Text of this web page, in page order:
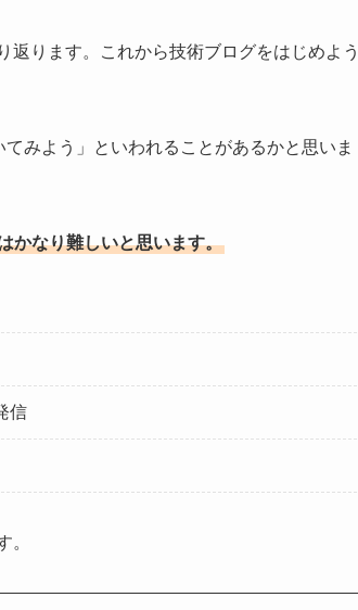
返ります。これから技術ブログをはじめよ
みよう」といわれることがあるかと思いま
かなり難しいと思います。
信
。